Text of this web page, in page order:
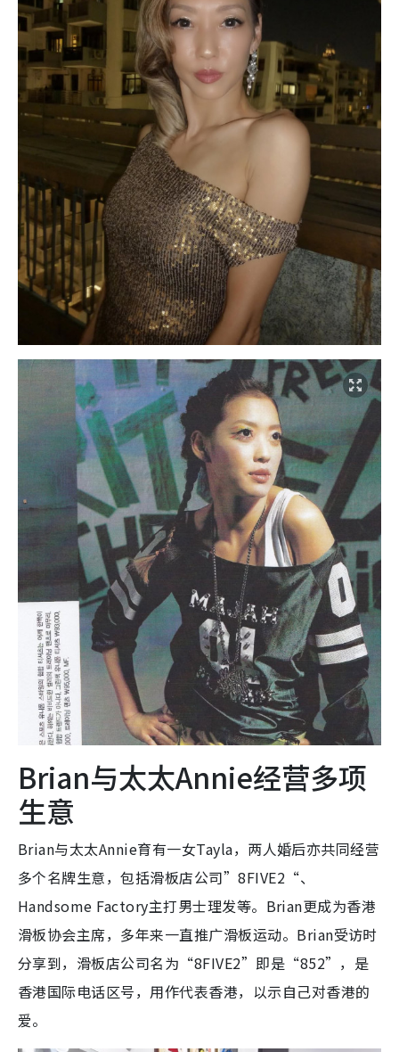
Brian与太太Annie经营多项
生意
Brian与太太Annie育有一女Tayla，两人婚后亦共同经营
多个名牌生意，包括滑板店公司”8FIVE2“、
Handsome Factory主打男士理发等。Brian更成为香港
滑板协会主席，多年来一直推广滑板运动。Brian受访时
分享到，滑板店公司名为“8FIVE2”即是“852”，是
香港国际电话区号，用作代表香港，以示自己对香港的
爱。